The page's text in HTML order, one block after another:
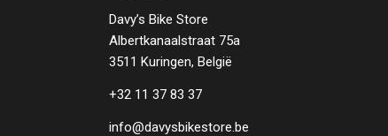
Davy’s Bike Store
Albertkanaalstraat 75a
3511 Kuringen, België
+32 11 37 83 37
info@davysbikestore.be